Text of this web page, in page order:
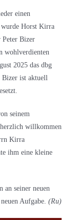
einen
Horst Kirra
Peter Bizer
wohlverdienten
2025 das dbg
Bizer ist aktuell
seinem
willkommen
Kirra
ihm eine kleine
an seiner neuen
Aufgabe. (Ru)